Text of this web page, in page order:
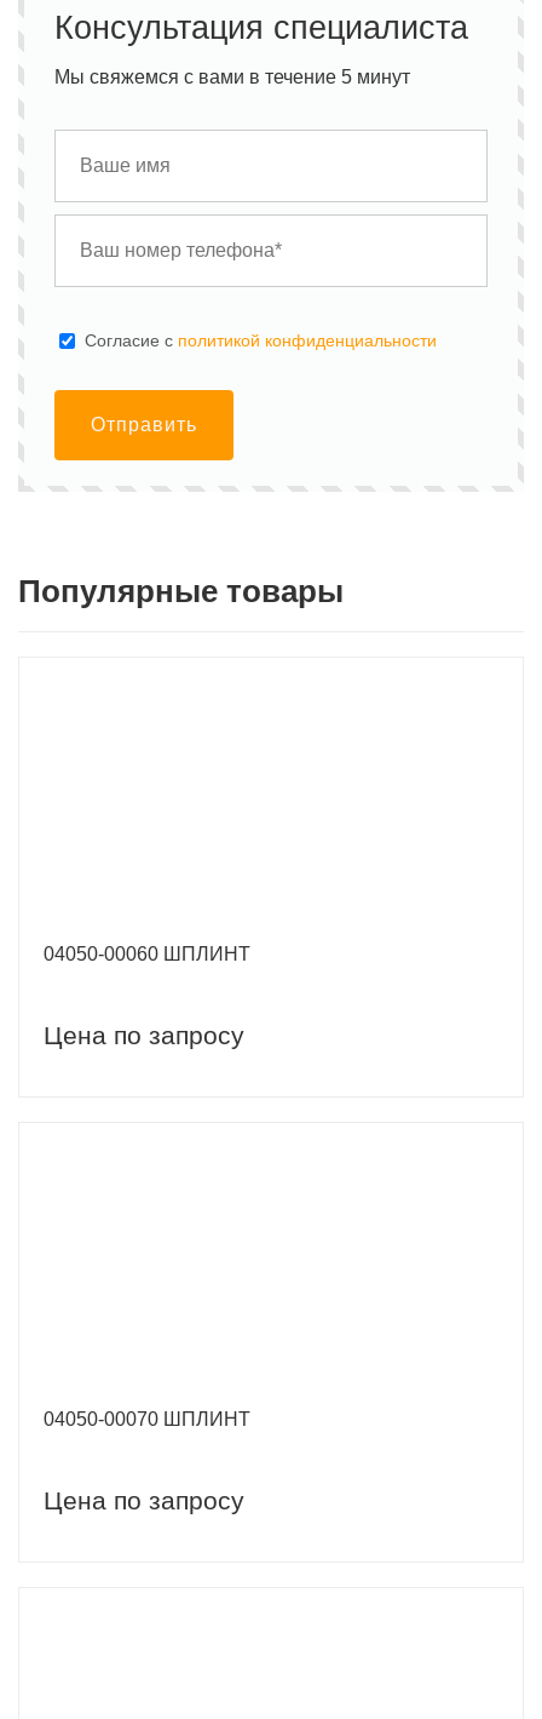
Консультация специалиста
Мы свяжемся с вами в течение 5 минут
Cогласие с политикой конфиденциальности
Отправить
Популярные товары
04050-00060 ШПЛИНТ
Цена по запросу
04050-00070 ШПЛИНТ
Цена по запросу